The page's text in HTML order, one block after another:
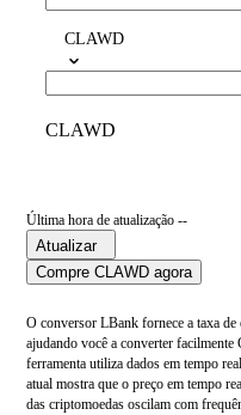
CLAWD
CLAWD
Última hora de atualização --
Atualizar
Compre CLAWD agora
O conversor LBank fornece a taxa
ajudando você a converter
ferramenta utiliza dados em tempo
atual mostra que o preço em tempo
das criptomoedas oscilam com